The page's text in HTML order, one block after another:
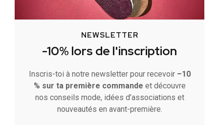
NEWSLETTER
-10% lors de l'inscription
Inscris-toi à notre newsletter pour recevoir –10
% sur ta première commande et découvre
nos conseils mode, idées d’associations et
nouveautés en avant-première.